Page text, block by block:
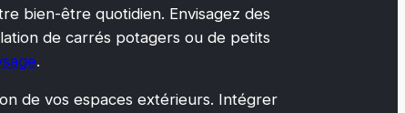
bien-être quotidien. Envisagez des
de carrés potagers ou de petits
.
de vos espaces extérieurs. Intégrer